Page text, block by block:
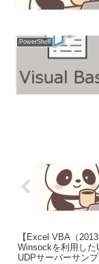
PowerShell
【Excel VBA（
Winsockを利用した
UDPサーバーサン